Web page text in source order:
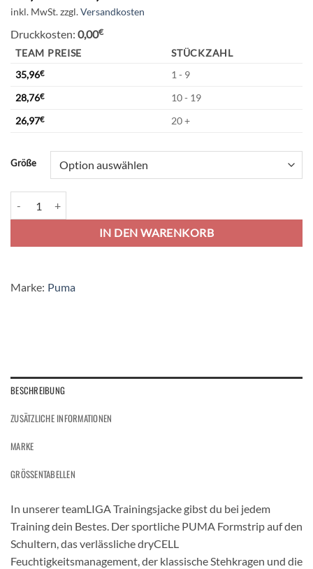
inkl. MwSt.zzgl.Versandkosten
Druckkosten: 0,00€
TEAM PREISE
STÜCKZAHL
35,96€
1 - 9
28,76€
10 - 19
26,97€ 20 +
Größe
IN DEN WARENKORB
Alternative:
Marke: Puma
BESCHREIBUNG
ZUSÄTZLICHE INFORMATIONEN
MARKE
GRÖSSENTABELLEN
In unserer teamLIGA Trainingsjacke gibst du bei jedem
Training dein Bestes. Der sportliche PUMA Formstrip auf den
Schultern, das verlässliche dryCELL
Feuchtigkeitsmanagement, der klassische Stehkragen und die